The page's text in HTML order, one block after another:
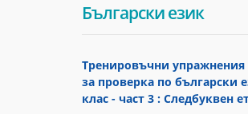
Български език
Тренировъчни упражнения
за проверка по български
клас - част 3 : Следбуквен